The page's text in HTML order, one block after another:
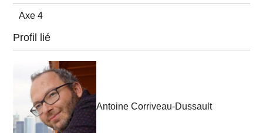
Axe 4
Profil lié
Antoine Corriveau-Dussault